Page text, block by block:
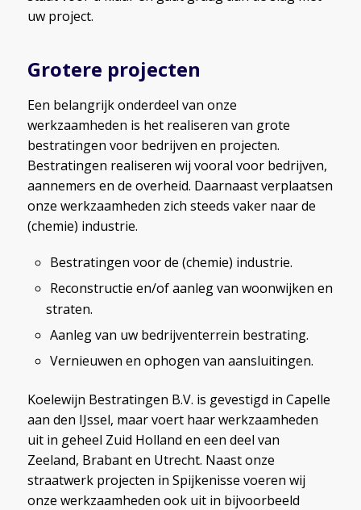
uw project.
Grotere projecten
Een belangrijk onderdeel van onze
werkzaamheden is het realiseren van grote
bestratingen voor bedrijven en projecten.
Bestratingen realiseren wij vooral voor bedrijven,
aannemers en de overheid. Daarnaast verplaatsen
onze werkzaamheden zich steeds vaker naar de
(chemie) industrie.
Bestratingen voor de (chemie) industrie.
Reconstructie en/of aanleg van woonwijken en
straten.
Aanleg van uw bedrijventerrein bestrating.
Vernieuwen en ophogen van aansluitingen.
Koelewijn Bestratingen B.V. is gevestigd in Capelle
aan den IJssel, maar voert haar werkzaamheden
uit in geheel Zuid Holland en een deel van
Zeeland, Brabant en Utrecht. Naast onze
straatwerk projecten in Spijkenisse voeren wij
onze werkzaamheden ook uit in bijvoorbeeld